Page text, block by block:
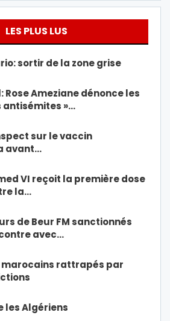
LES PLUS LUS
sortir de la zone grise
Rose Ameziane dénonce les
antisémites »…
sur le vaccin
avant…
VI reçoit la première dose
la…
de Beur FM sanctionnés
avec…
marocains rattrapés par
les Algériens